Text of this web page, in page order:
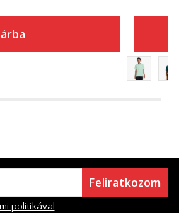
Feliratkozom
politikával